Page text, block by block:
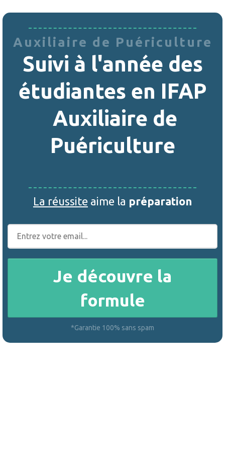
Auxiliaire de Puériculture
Suivi à l'année des
étudiantes en IFAP
Auxiliaire de
Puériculture
La réussite aime la préparation
Je découvre la
formule
*Garantie 100% sans spam